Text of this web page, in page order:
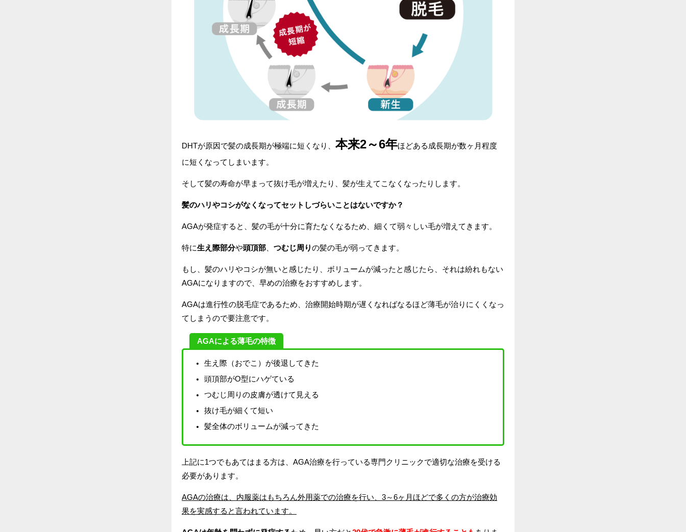
DHTが原因で髪の成長期が極端に短くなり、 本来2～6年ほどある成長期が数ヶ月程度
に短くなってしまいます。
そして髪の寿命が早まって抜け毛が増えたり、髪が生えてこなくなったりします。
髪のハリやコシがなくなってセットしづらいことはないですか？
AGAが発症すると、髪の毛が十分に育たなくなるため、細くて弱々しい毛が増えてきます。
特に生え際部分や頭頂部 つむじ周り の髪の毛が弱ってきます。
もし、髪のハリやコシが無いと感じたり、ボリュームが減ったと感じたら、それは紛れもない
AGAになりますので、早めの治療をおすすめします。
AGAは進行性の脱毛症であるため、治療開始時期が遅くなればなるほど薄毛が治りにくくなっ
てしまうので要注意です。
AGAによる薄毛の特徴
生え際（おでこ）が後退してきた
頭頂部がO型にハゲている
つむじ周りの皮膚が透けて見える
抜け毛が細くて短い
髪全体のボリュームが減ってきた
上記に1つでもあてはまる方は、AGA治療を行っている専門クリニックで適切な治療を受ける
必要があります。
AGAの治療は、内服薬はもちろん外用薬での治療を行い、3～6ヶ月ほどで多くの方が治療効
果を実感すると言われています。